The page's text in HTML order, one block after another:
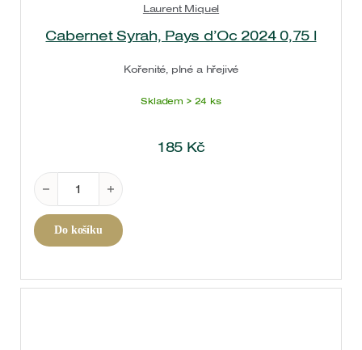
Laurent Miquel
Cabernet Syrah, Pays d’Oc 2024 0,75 l
Kořenité, plné a hřejivé
Skladem > 24 ks
185 Kč
Cabernet Syrah, Pays d'Oc 2024 0,75 l množství
Do košíku